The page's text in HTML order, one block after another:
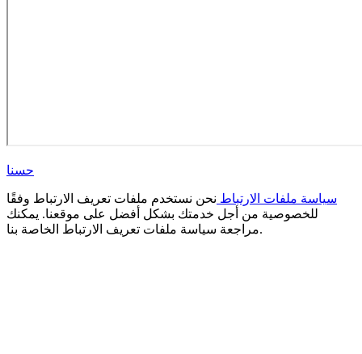
حسنا
سياسة ملفات الارتباط نحن نستخدم ملفات تعريف الارتباط وفقًا
للخصوصية من أجل خدمتك بشكل أفضل على موقعنا. يمكنك
مراجعة سياسة ملفات تعريف الارتباط الخاصة بنا.